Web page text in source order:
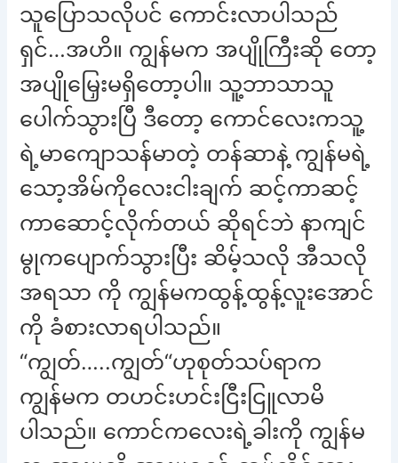
သူပြောသလိုပင် ကောင်းလာပါသည်
ရှင်…အဟိ။ ကျွန်မက အပျိုကြီးဆို တော့
အပျိုမြှေးမရှိတော့ပါ။ သူ့ဘာသာသူ
ပေါက်သွားပြီ ဒီတော့ ကောင်လေးကသူ့
ရဲ့မာကျောသန်မာတဲ့ တန်ဆာနဲ့ ကျွန်မရဲ့
သော့အိမ်ကိုလေးငါးချက် ဆင့်ကာဆင့်
ကာဆောင့်လိုက်တယ် ဆိုရင်ဘဲ နာကျင်
မွုကပျောက်သွားပြီး ဆိမ့်သလို အီသလို
အရသာ ကို ကျွန်မကထွန့်ထွန့်လူးအောင်
ကို ခံစားလာရပါသည်။
“ကျွတ်…..ကျွတ်“ဟုစုတ်သပ်ရာက
ကျွန်မက တဟင်းဟင်းငြီးငြူလာမိ
ပါသည်။ ကောင်ကလေးရဲ့ခါးကို ကျွန်မ